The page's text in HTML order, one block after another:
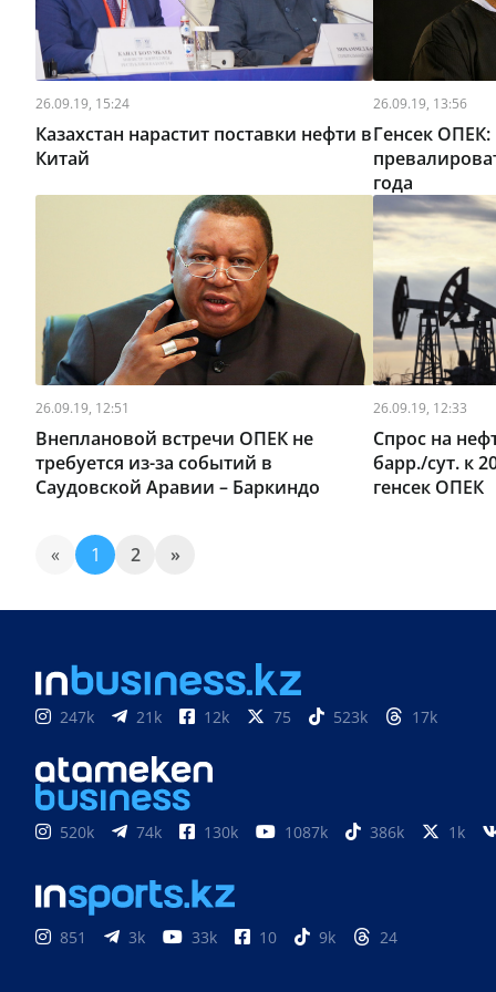
26.09.19, 15:24
Казахстан нарастит поставки нефти в
Китай
26.09.19, 13:56
Генсек ОПЕК:
года
26.09.19, 12:51
Внеплановой встречи ОПЕК не
требуется из-за событий в
Саудовской Аравии – Баркиндо
26.09.19, 12:33
Спрос на
барр./сут. к
генсек ОПЕК
« 1 2 »
247k 21k 12k 75 523k 17k
520k 74k 130k 1087k 386k 1k
851 3k 33k 10 9k 24